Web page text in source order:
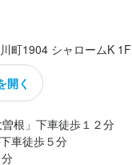
町1904 シャロームK 1F
開く
根」下車徒歩１２分
車徒歩５分